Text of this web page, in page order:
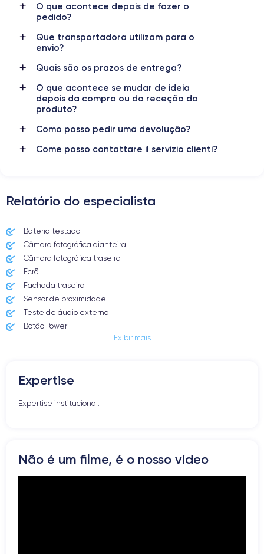
Résolution vidéo
4K - 2160 x 3840 px
Recharge rapide
Batterie
Réseau mobile
LTE/4G
Débloqué
Oui, tous opérateurs
consulter lafiche technique de l'iPhone 11 Pro.
O que acontece depois de fazer o
pedido?
Que transportadora utilizam para o
envio?
Quais são os prazos de entrega?
O que acontece se mudar de ideia
depois da compra ou da receção do
produto?
Como posso pedir uma devolução?
Come posso contattare il servizio clienti?
Relatório do especialista
Bateria testada
Câmara fotográfica dianteira
Câmara fotográfica traseira
Ecrã
Fachada traseira
Sensor de proximidade
Teste de áudio externo
Botão Power
Entrada Jack ou Lightening
Altifalante
Botão Home
Vibrador
Prise USB
Exibir mais
Expertise
Expertise institucional.
Não é um filme, é o nosso vídeo